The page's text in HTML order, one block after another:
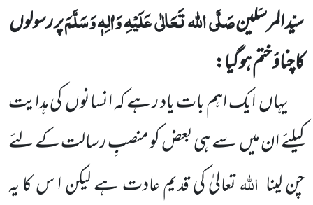
سیّد المرسَلینصَلَّیاللہتَعَالٰیعَلَیْہِوَاٰلِہٖ وَسَلَّمَپر رسولوں
کا چناؤ ختم ہو گیا:
یہاںایک اہم بات یاد رہے کہ انسانوںکی ہدایت
کیلئے ان میںسے ہی بعض کو منصبِ رسالت کے لئے
چنلینا اللہتعالیٰ کی قدیم عادت ہے لیکن ا س کا یہ